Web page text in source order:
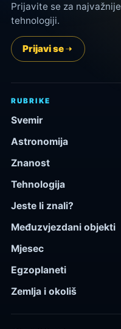
Prijavite se za
tehnologiji.
Prijavi se
RUBRIKE
Svemir
Astronomija
Znanost
Tehnologija
Jeste li znali?
Međuzvjezdani objekti
Mjesec
Egzoplaneti
Zemlja i okoliš